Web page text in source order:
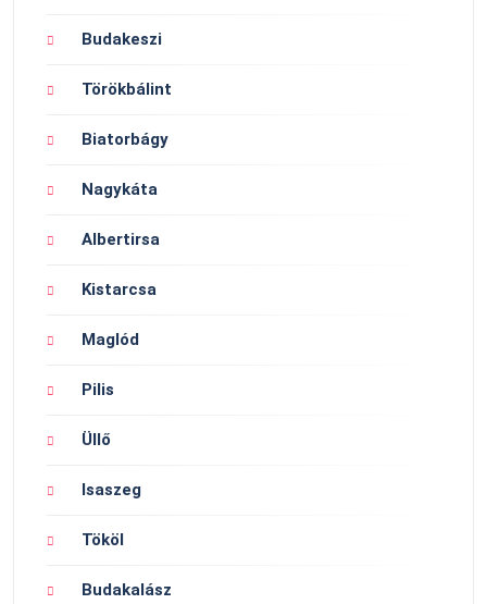
Budakeszi
Törökbálint
Biatorbágy
Nagykáta
Albertirsa
Kistarcsa
Maglód
Pilis
Üllő
Isaszeg
Tököl
Budakalász